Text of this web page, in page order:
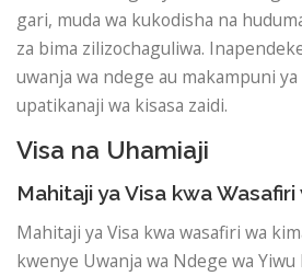
gari, muda wa kukodisha na
za bima zilizochaguliwa.
uwanja wa ndege au makampuni
upatikanaji wa kisasa zaidi.
Visa na Uhamiaji
Mahitaji ya Visa kwa
Mahitaji ya Visa kwa wasafiri wa
kwenye Uwanja wa Ndege wa